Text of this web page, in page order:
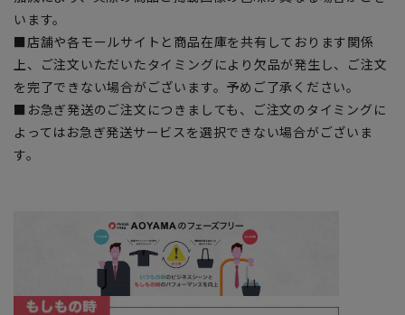
います。
■店舗や各モールサイトと商品在庫を共有しております関係
上、ご注文いただいたタイミングにより欠品が発生し、ご注文
を完了できない場合がございます。予めご了承ください。
■お急ぎ発送のご注文につきましても、ご注文のタイミングに
よってはお急ぎ発送サービスを選択できない場合がございま
す。